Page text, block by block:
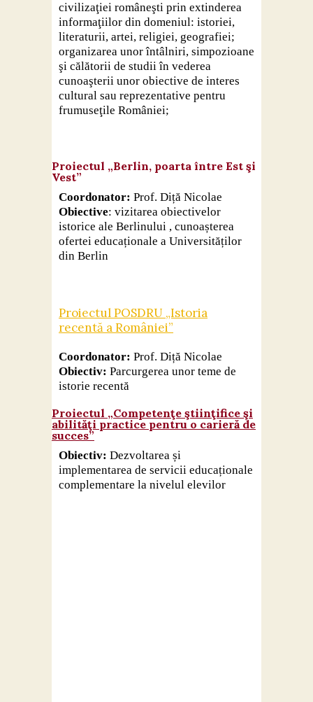
civilizaţiei româneşti prin extinderea
informaţiilor din domeniul: istoriei,
literaturii, artei, religiei, geografiei;
organizarea unor întâlniri, simpozioane
şi călătorii de studii în vederea
cunoaşterii unor obiective de interes
cultural sau reprezentative pentru
frumuseţile României;
Proiectul „Berlin, poarta între Est şi
Vest”
Coordonator: Prof. Diță Nicolae
Obiective: vizitarea obiectivelor
istorice ale Berlinului , cunoașterea
ofertei educaționale a Universităților
din Berlin
Proiectul POSDRU „Istoria
recentă a României”
Coordonator: Prof. Diță Nicolae
Obiectiv: Parcurgerea unor teme de
istorie recentă
Proiectul „Competenţe ştiinţifice şi
abilităţi practice pentru o carieră de
succes”
Obiectiv: Dezvoltarea și
implementarea de servicii educaționale
complementare la nivelul elevilor